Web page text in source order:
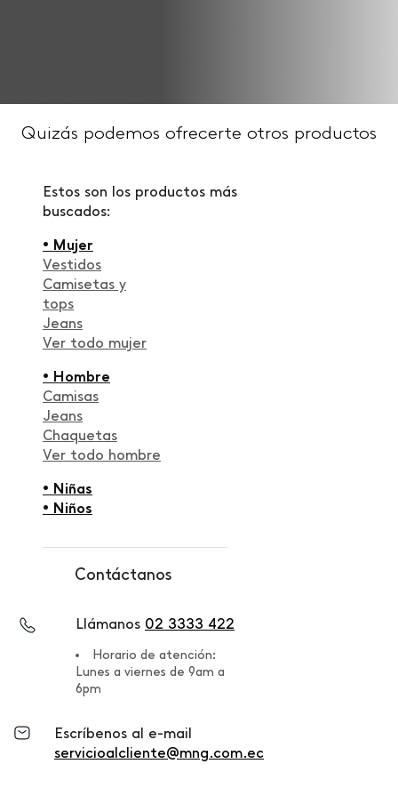
Quizás podemos ofrecerte otros productos
Estos son los productos más
buscados:
• Mujer
Vestidos
Camisetas y
tops
Jeans
Ver todo mujer
• Hombre
Camisas
Jeans
Chaquetas
Ver todo hombre
• Niñas
• Niños
Contáctanos
Llámanos 02 3333 422
Horario de atención:
Lunes a viernes de 9am a
6pm
Escríbenos al e-mail
servicioalcliente@mng.com.ec